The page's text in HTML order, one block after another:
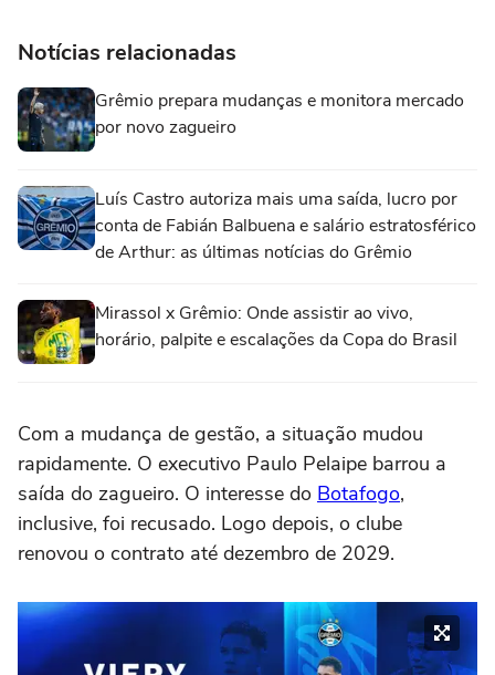
Notícias relacionadas
Grêmio prepara mudanças e monitora mercado
por novo zagueiro
Luís Castro autoriza mais uma saída, lucro por
conta de Fabián Balbuena e salário estratosférico
de Arthur: as últimas notícias do Grêmio
Mirassol x Grêmio: Onde assistir ao vivo,
horário, palpite e escalações da Copa do Brasil
Com a mudança de gestão, a situação mudou
rapidamente. O executivo Paulo Pelaipe barrou a
saída do zagueiro. O interesse do Botafogo,
inclusive, foi recusado. Logo depois, o clube
renovou o contrato até dezembro de 2029.